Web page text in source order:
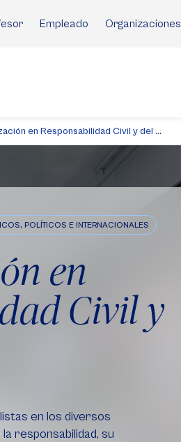
Empleado Organizaciones
en Responsabilidad Civil y del ...
POLÍTICOS E INTERNACIONALES
en
Civil y
en los diversos
responsabilidad, su